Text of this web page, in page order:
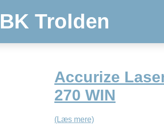
BK Trolden
Accurize
270 WIN
(Læs mere)